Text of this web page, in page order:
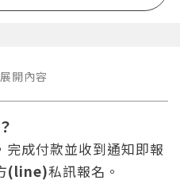
開內容
完成付款並收到通知即報
(line)私訊報名。